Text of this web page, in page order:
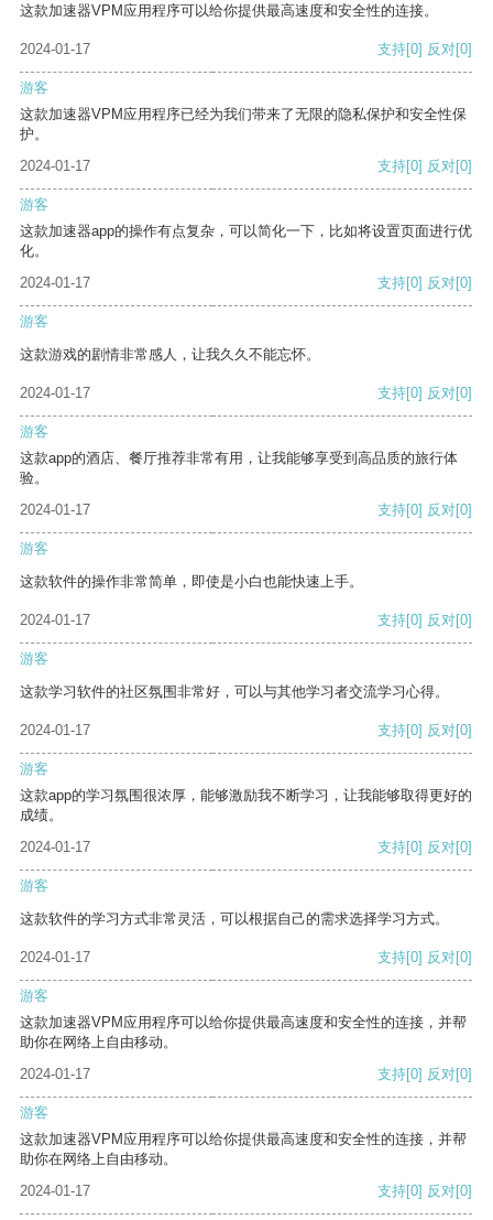
这款加速器VPM应用程序可以给你提供最高速度和安全性的连接。
2024-01-17 支持[0] 反对[0]
游客
这款加速器VPM应用程序已经为我们带来了无限的隐私保护和安全性保
护。
2024-01-17
支持[0] 反对[0]
游客
这款加速器app的操作有点复杂，可以简化一下，比如将设置页面进行优
化。
2024-01-17
支持[0] 反对[0]
游客
这款游戏的剧情非常感人，让我久久不能忘怀。
2024-01-17 支持[0] 反对[0]
游客
这款app的酒店、餐厅推荐非常有用，让我能够享受到高品质的旅行体
验。
2024-01-17
支持[0] 反对[0]
游客
这款软件的操作非常简单，即使是小白也能快速上手。
2024-01-17 支持[0] 反对[0]
游客
这款学习软件的社区氛围非常好，可以与其他学习者交流学习心得。
2024-01-17 支持[0] 反对[0]
游客
这款app的学习氛围很浓厚，能够激励我不断学习，让我能够取得更好的
成绩。
2024-01-17
支持[0] 反对[0]
游客
这款软件的学习方式非常灵活，可以根据自己的需求选择学习方式。
2024-01-17 支持[0] 反对[0]
游客
这款加速器VPM应用程序可以给你提供最高速度和安全性的连接，并帮
助你在网络上自由移动。
2024-01-17
支持[0] 反对[0]
游客
这款加速器VPM应用程序可以给你提供最高速度和安全性的连接，并帮
助你在网络上自由移动。
2024-01-17
支持[0] 反对[0]